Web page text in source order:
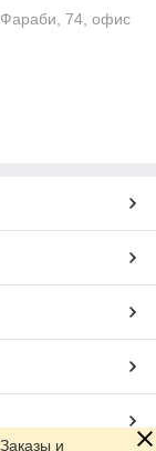
Фараби, 74, офис
и